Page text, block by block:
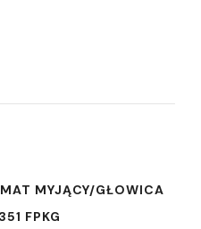
MYJĄCY/GŁOWICA
FPKG